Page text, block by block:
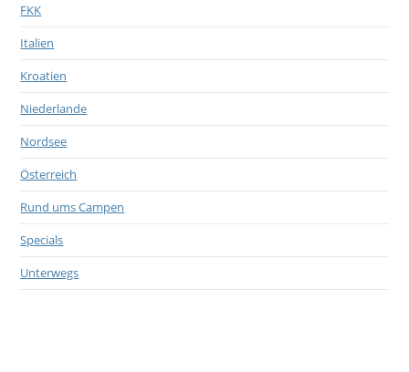
FKK
Italien
Kroatien
Niederlande
Nordsee
Österreich
Rund ums Campen
Specials
Unterwegs